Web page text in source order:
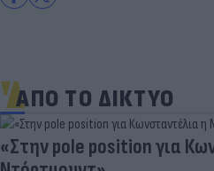
ΑΠΟ ΤΟ ΔΙΚΤΥΟ
«Στην pole position για